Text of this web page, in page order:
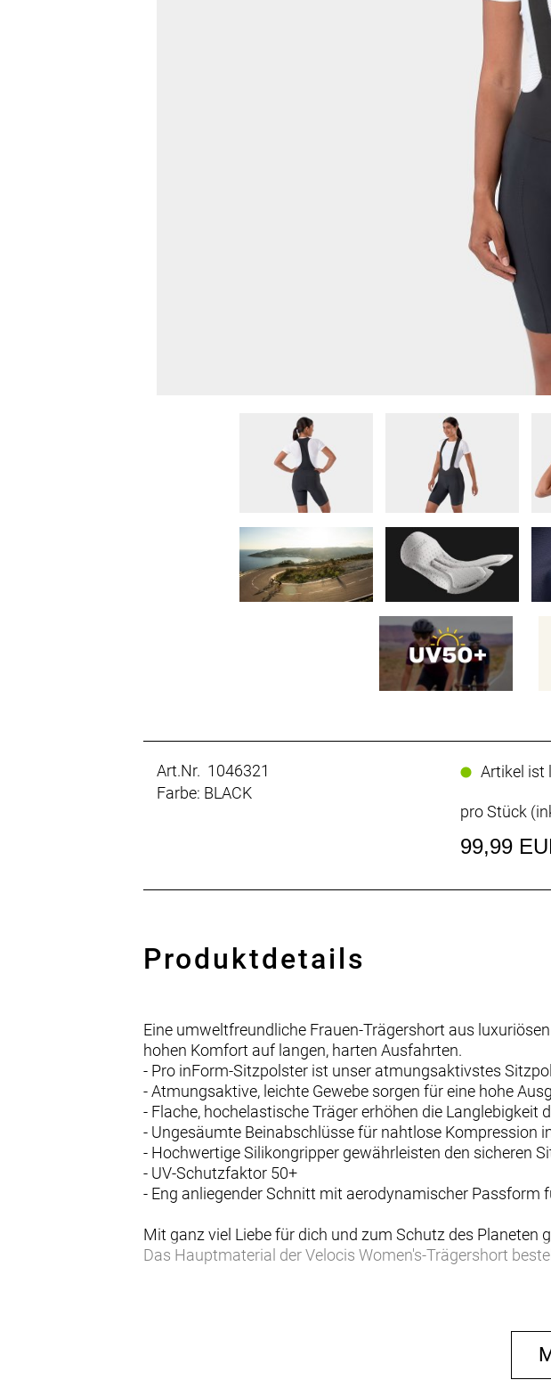
Art.Nr. 1046321
Farbe: BLACK
Artikel ist
pro Stück
99,99
Produktdetails
Eine umweltfreundliche Frauen-Trägershort aus
hohen Komfort auf langen, harten Ausfahrten.
- Pro inForm-Sitzpolster ist unser atmungsaktivstes
- Atmungsaktive, leichte Gewebe sorgen für eine hohe
- Flache, hochelastische Träger erhöhen die Langlebigkeit
- Ungesäumte Beinabschlüsse für nahtlose Kompression
- Hochwertige Silikongripper gewährleisten den sicheren
- UV-Schutzfaktor 50+
- Eng anliegender Schnitt mit aerodynamischer Passform
Mit ganz viel Liebe für dich und zum Schutz des Planeten
Das Hauptmaterial der Velocis Women's-Trägershort
maximale Performance und höchsten Komfort zu bieten.